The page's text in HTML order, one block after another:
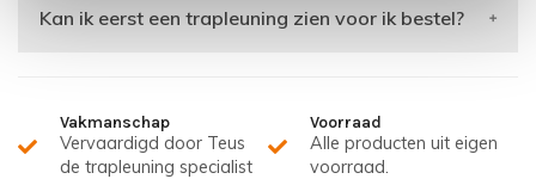
Kan ik eerst een trapleuning zien voor ik bestel?
Vakmanschap
Vervaardigd door Teus
de trapleuning specialist
Voorraad
Alle producten uit eigen
voorraad.